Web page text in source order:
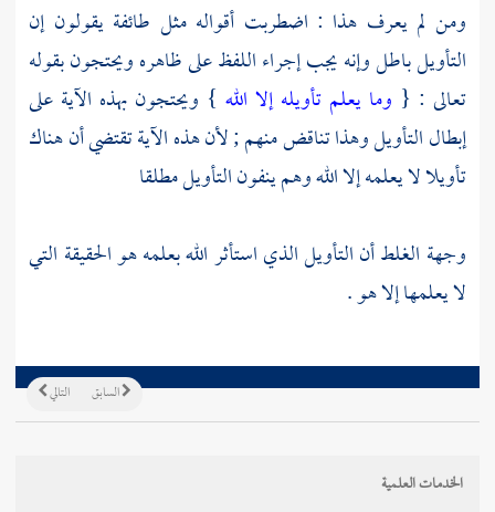
ومن لم يعرف هذا : اضطربت أقواله مثل طائفة يقولون إن
التأويل باطل وإنه يجب إجراء اللفظ على ظاهره ويحتجون بقوله
تعالى : { وما يعلم تأويله إلا الله } ويحتجون بهذه الآية على
إبطال التأويل وهذا تناقض منهم ; لأن هذه الآية تقتضي أن هناك
تأويلا لا يعلمه إلا الله وهم ينفون التأويل مطلقا
وجهة الغلط أن التأويل الذي استأثر الله بعلمه هو الحقيقة التي
لا يعلمها إلا هو .
التالي السابق
الخدمات العلمية